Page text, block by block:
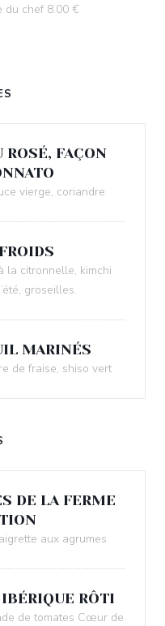
du chef 8.00 €
ROSÉ, FAÇON
vierge, coriandre
la citronnelle, kimchi
groseilles.
MARINÉS
de fraise, shiso vert
DE LA FERME
aux agrumes
RÔTI
de tomates Cœur de